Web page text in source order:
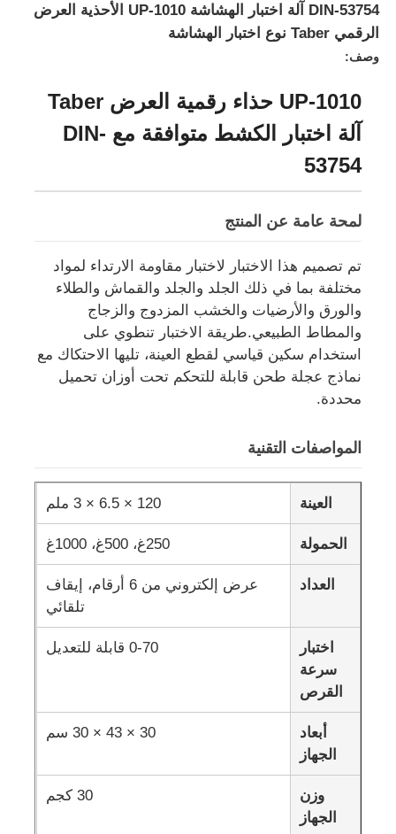
منزل
المنتجات
جولة في المعمل
ضبط الجودة
طلب اقتباس
معدات اختبار المعمل
غرفة الاختبار البيئي
آلة الاختبار العالمية
DIN-53754 آلة اختبار الهشاشة UP-1010 الأحذية العرض
الرقمي Taber نوع اختبار الهشاشة
وصف:
UP-1010 حذاء رقمية العرض Taber
آلة اختبار الكشط متوافقة مع DIN-
53754
لمحة عامة عن المنتج
تم تصميم هذا الاختبار لاختبار مقاومة الارتداء لمواد
مختلفة بما في ذلك الجلد والجلد والقماش والطلاء
والورق والأرضيات والخشب المزدوج والزجاج
والمطاط الطبيعي.طريقة الاختبار تنطوي على
استخدام سكين قياسي لقطع العينة، تليها الاحتكاك مع
نماذج عجلة طحن قابلة للتحكم تحت أوزان تحميل
محددة.
المواصفات التقنية
العينة 120 × 6.5 × 3 ملم
الحمولة 250غ، 500غ، 1000غ
العداد
عرض إلكتروني من 6 أرقام، إيقاف
تلقائي
اختبار
سرعة
القرص
0-70 قابلة للتعديل
أبعاد
الجهاز
30 × 43 × 30 سم
وزن
الجهاز
30 كجم